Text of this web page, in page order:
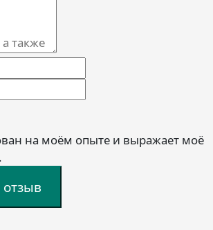
на моём опыте и выражает моё